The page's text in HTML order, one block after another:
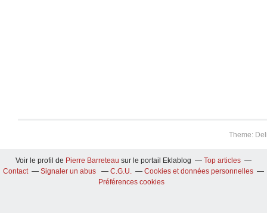
Theme:
Voir le profil de Pierre Barreteau sur le portail Eklablog
Top articles
Contact
Signaler un abus C.G.U.
Cookies et données personnelles
Préférences cookies